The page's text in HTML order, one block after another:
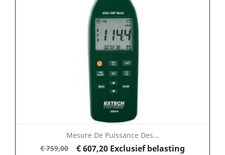
Mesure De Puissance Des...
Normale
€ 759,00 Prijs
€ 607,20 Exclusief belasting